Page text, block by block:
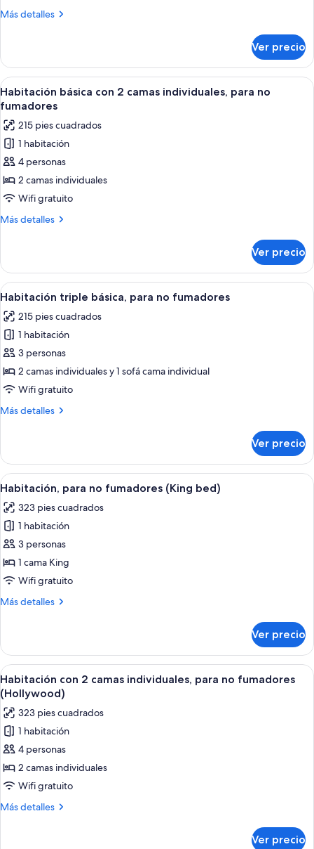
para
Más detalles
Más
básica
doble,
para
no
Ver precio
Abrir
todas
las
fotos
de
Habitación
básica
con
2
para
no
fumadores
Una habitación de hotel con dos
7
Habitación básica con 2 camas individuales, para no
fumadores
215 pies cuadrados
1 habitación
4 personas
2 camas individuales
Wifi gratuito
Más detalles
Más
básica
con
2
individuales,
para
no
fumadores
Ver precio
Abrir
todas
las
fotos
de
Habitación
triple
para
Una habitación de hotel con dos
7
Habitación triple básica, para no fumadores
215 pies cuadrados
1 habitación
3 personas
2 camas individuales y 1 sofá cama individual
Wifi gratuito
Más detalles
Más
triple
básica,
para
fumadores
Ver precio
Abrir
todas
las
fotos
de
Habitación,
para
fumadores
Una habitación de hotel moderna
9
Habitación, para no fumadores (King bed)
323 pies cuadrados
1 habitación
3 personas
1 cama King
Wifi gratuito
Más detalles
Más
para
no
fumadores
(King
bed)
Ver precio
Abrir
todas
las
fotos
de
Habitación
con
2
camas
Una habitación de hotel moderna
11
Habitación con 2 camas individuales, para no fumadores
(Hollywood)
323 pies cuadrados
1 habitación
4 personas
2 camas individuales
Wifi gratuito
Más detalles
Más
Ver precio